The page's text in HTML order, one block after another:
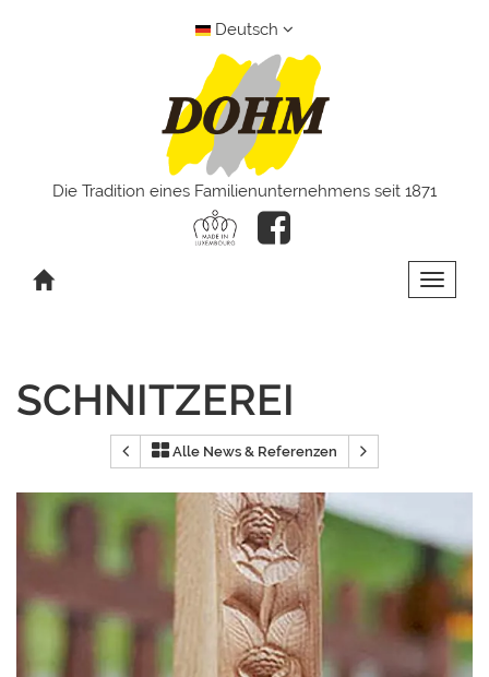
Deutsch
Die Tradition eines Familienunternehmens seit 1871
Toggle
SCHNITZEREI
Alle News & Referenzen